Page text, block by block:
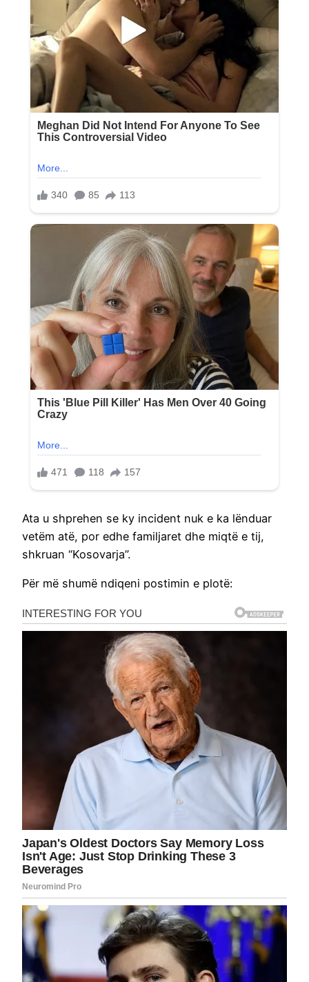
Ata u shprehen se ky incident nuk e ka lënduar
vetëm atë, por edhe familjaret dhe miqtë e tij,
shkruan “Kosovarja”.
Për më shumë ndiqeni postimin e plotë: